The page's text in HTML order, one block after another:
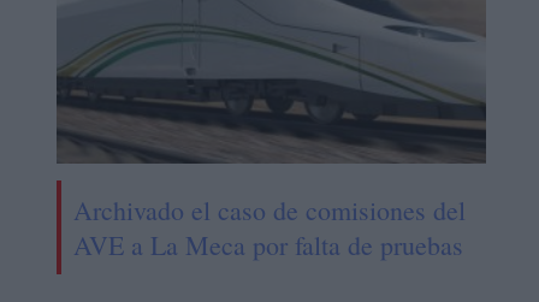
Archivado el caso de comisiones del
AVE a La Meca por falta de pruebas